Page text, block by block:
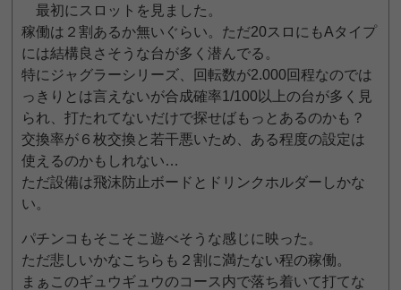
最初にスロットを見ました。
稼働は２割あるか無いぐらい。ただ20スロにもAタイプ
には結構良さそうな台が多く潜んでる。
特にジャグラーシリーズ、回転数が2.000回程なのでは
っきりとは言えないが合成確率1/100以上の台が多く見
られ、打たれてないだけで探せばもっとあるのかも？
交換率が６枚交換と若干悪いため、ある程度の設定は
使えるのかもしれない…
ただ設備は飛沫防止ボードとドリンクホルダーしかな
い。
パチンコもそこそこ遊べそうな感じに映った。
ただ悲しいかなこちらも２割に満たない程の稼働。
まぁこのギュウギュウのコース内で落ち着いて打てな